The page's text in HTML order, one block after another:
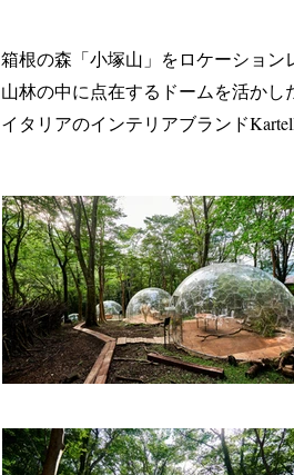
箱根の森「小塚山」をロケーション
山林の中に点在するドームを活かし
イタリアのインテリアブランド